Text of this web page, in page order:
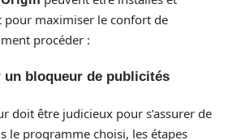
pour maximiser le confort de
procéder :
bloqueur de publicités
doit être judicieux pour s’assurer de
le programme choisi, les étapes